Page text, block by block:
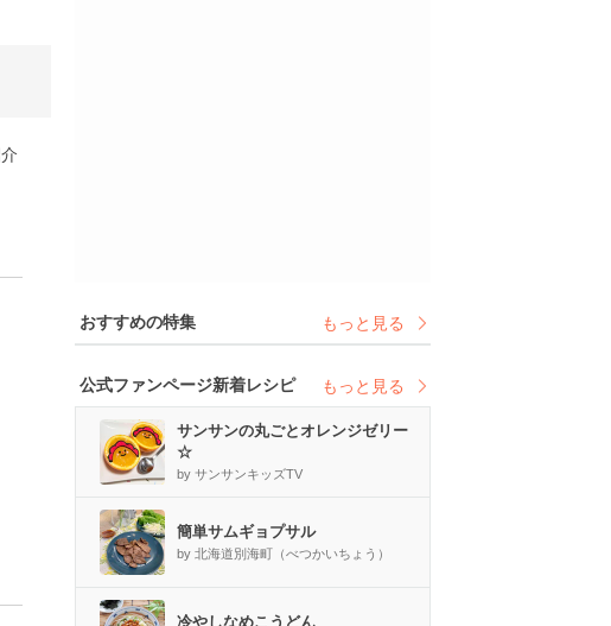
おすすめの特集 もっと見る
公式ファンページ新着レシピ もっと見る
サンサンの丸ごとオレンジゼリー
☆
by サンサンキッズTV
簡単サムギョプサル
by 北海道別海町（べつかいちょう）
冷やしなめこうどん